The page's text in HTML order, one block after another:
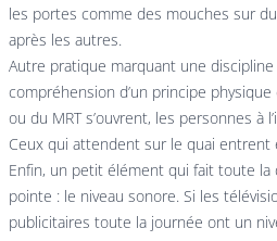
les portes comme des mouches sur
après les autres.
Autre pratique marquant une
compréhension d’un principe
ou du MRT s’ouvrent, les personnes à
Ceux qui attendent sur le quai entrent
Enfin, un petit élément qui fait toute
pointe : le niveau sonore. Si les
publicitaires toute la journée ont un